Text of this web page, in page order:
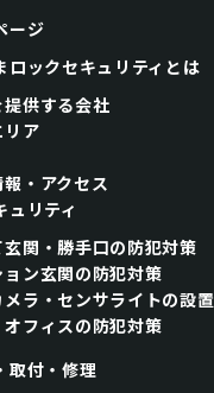
ージ
ロックセキュリティとは
提供する会社
リア
・アクセス
ュリティ
関・勝手口の防犯対策
ョン玄関の防犯対策
メラ・センサライトの設置
フィスの防犯対策
取付・修理